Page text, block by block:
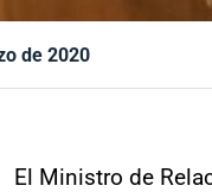
de 2020
El Ministro de